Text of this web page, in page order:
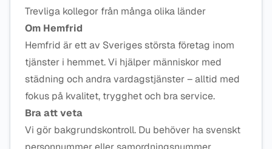
Trevliga kollegor från många olika länder
Om Hemfrid
Hemfrid är ett av Sveriges största företag inom
tjänster i hemmet. Vi hjälper människor med
städning och andra vardagstjänster – alltid med
fokus på kvalitet, trygghet och bra service.
Bra att veta
Vi gör bakgrundskontroll. Du behöver ha svenskt